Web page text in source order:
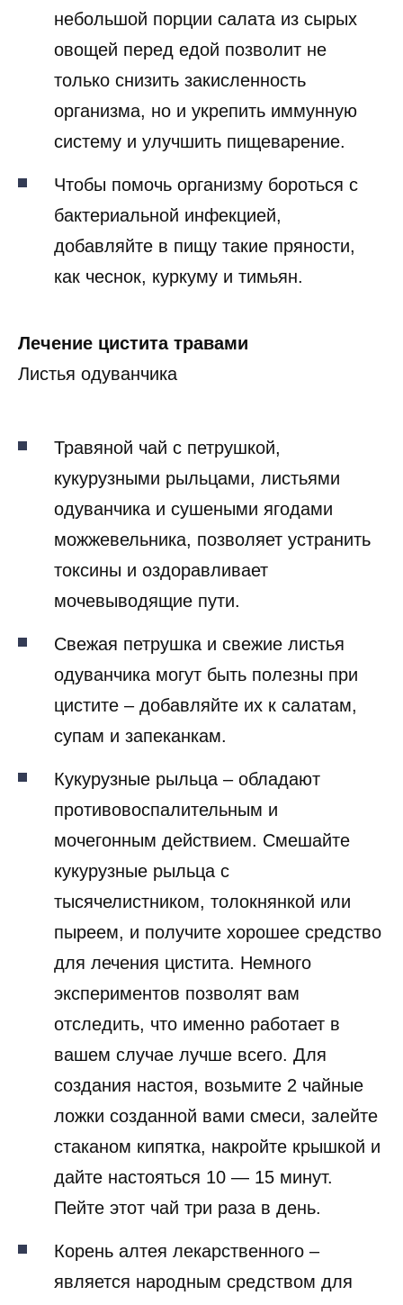
небольшой порции салата из сырых
овощей перед едой позволит не
только снизить закисленность
организма, но и укрепить иммунную
систему и улучшить пищеварение.
Чтобы помочь организму бороться с
бактериальной инфекцией,
добавляйте в пищу такие пряности,
как чеснок, куркуму и тимьян.
Лечение цистита травами
Листья одуванчика
Травяной чай с петрушкой,
кукурузными рыльцами, листьями
одуванчика и сушеными ягодами
можжевельника, позволяет устранить
токсины и оздоравливает
мочевыводящие пути.
Свежая петрушка и свежие листья
одуванчика могут быть полезны при
цистите – добавляйте их к салатам,
супам и запеканкам.
Кукурузные рыльца – обладают
противовоспалительным и
мочегонным действием. Смешайте
кукурузные рыльца с
тысячелистником, толокнянкой или
пыреем, и получите хорошее средство
для лечения цистита. Немного
экспериментов позволят вам
отследить, что именно работает в
вашем случае лучше всего. Для
создания настоя, возьмите 2 чайные
ложки созданной вами смеси, залейте
стаканом кипятка, накройте крышкой и
дайте настояться 10 — 15 минут.
Пейте этот чай три раза в день.
Корень алтея лекарственного –
является народным средством для